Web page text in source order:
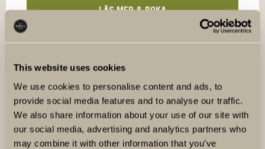
This website uses cookies
We use cookies to personalise content and ads, to
provide social media features and to analyse our traffic.
We also share information about your use of our site with
our social media, advertising and analytics partners who
may combine it with other information that you’ve
LÄS MER & BOKA